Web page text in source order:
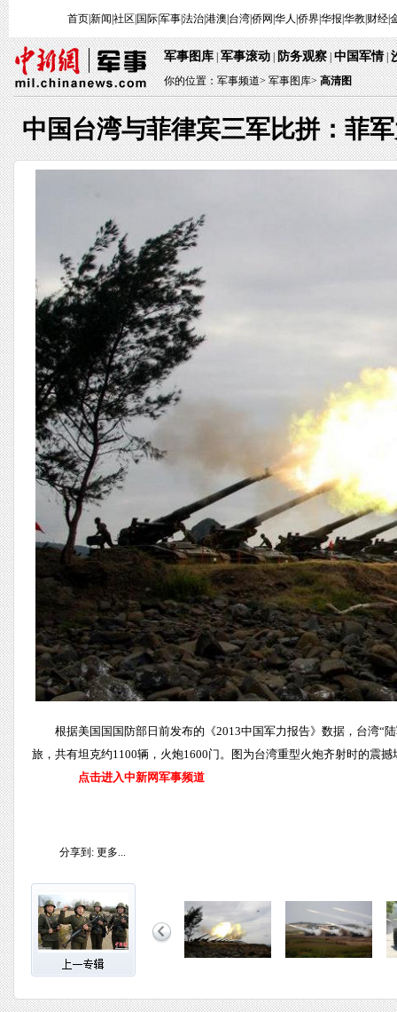
首页|新闻 社区 国际|军事|法治|港澳 台湾|侨网 华人 侨界|华报 华教| 财经|
军事图库|军事滚动|防务观察|中国军情|
你的位置：军事频道>军事图库> 高清图
中国台湾与菲律宾三军比拼：菲
根据美国国国防部日前发布的《2013中国军力报告》数据，台湾“
旅，共有坦克约1100辆，火炮1600门。图为台湾重型火炮齐射时的震
点击进入中新网军事频道
分享到: 更多...